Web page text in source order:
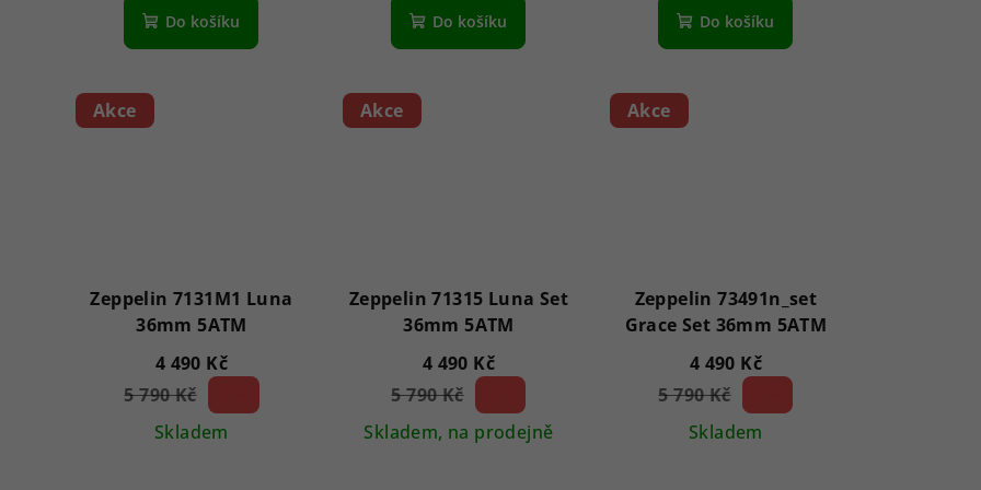
Do košíku Do košíku Do košíku
Akce
Zeppelin 7131M1 Luna
36mm 5ATM
4 490 Kč
5 790 Kč
Skladem
Akce
Zeppelin 71315 Luna Set
36mm 5ATM
4 490 Kč
5 790 Kč
Skladem, na prodejně
Akce
Zeppelin 73491n_set
Grace Set 36mm 5ATM
4 490 Kč
5 790 Kč
Skladem